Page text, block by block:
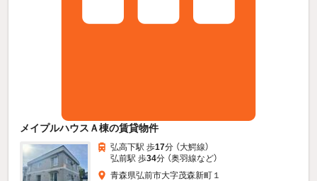
メイプルハウスＡ棟の賃貸物件
弘高下駅 歩17分 （大鰐線）
弘前駅 歩34分 （奥羽線など）
青森県弘前市大字茂森新町１